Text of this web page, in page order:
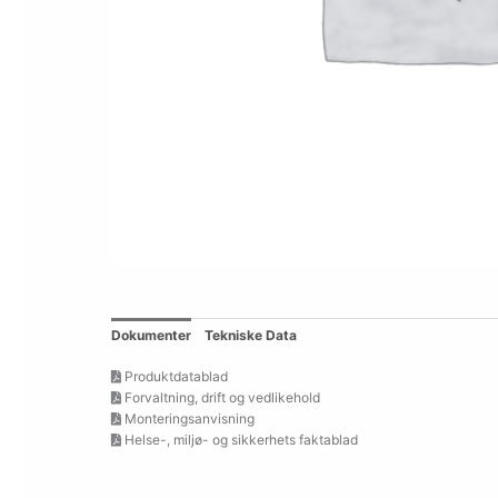
Dokumenter Tekniske Data
Produktdatablad
Forvaltning, drift og vedlikehold
Monteringsanvisning
Helse-, miljø- og sikkerhets faktablad